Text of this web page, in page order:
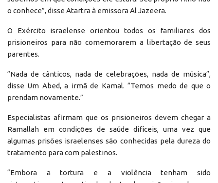
o conhece”, disse Atartra à emissora Al Jazeera.
O Exército israelense orientou todos os familiares dos
prisioneiros para não comemorarem a libertação de seus
parentes.
“Nada de cânticos, nada de celebrações, nada de música”,
disse Um Abed, a irmã de Kamal. “Temos medo de que o
prendam novamente.”
Especialistas afirmam que os prisioneiros devem chegar a
Ramallah em condições de saúde difíceis, uma vez que
algumas prisões israelenses são conhecidas pela dureza do
tratamento para com palestinos.
“Embora a tortura e a violência tenham sido